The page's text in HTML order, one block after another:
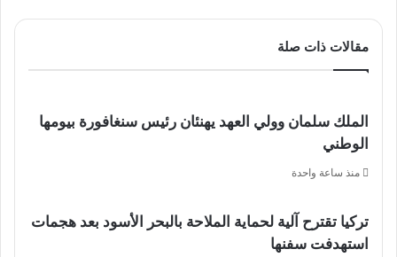
مقالات ذات صلة
الملك سلمان وولي العهد يهنئان رئيس سنغافورة بيومها
الوطني
منذ ساعة واحدة
تركيا تقترح آلية لحماية الملاحة بالبحر الأسود بعد هجمات
استهدفت سفنها